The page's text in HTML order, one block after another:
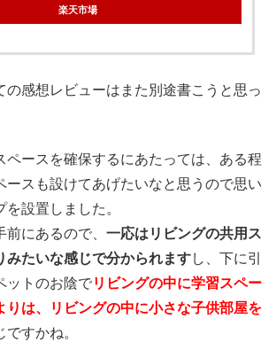
楽天市場
の感想レビューはまた別途書こうと思っ
ペースを確保するにあたっては、ある程
ースも設けてあげたいなと思うので思い
設置しました。
にあるので、 一応はリビングの共用ス
みたいな感じで分かられますし、下に引
ットのお陰でリビングの中に学習スペー
りは、リビングの中に小さな子供部屋を
ですかね。